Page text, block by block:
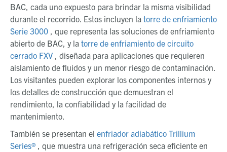
BAC, cada uno expuesto para brindar la misma visibilidad
durante el recorrido. Estos incluyen la torre de enfriamiento
Serie 3000 , que representa las soluciones de enfriamiento
abierto de BAC, y la torre de enfriamiento de circuito
cerrado FXV , diseñada para aplicaciones que requieren
aislamiento de fluidos y un menor riesgo de contaminación.
Los visitantes pueden explorar los componentes internos y
los detalles de construcción que demuestran el
rendimiento, la confiabilidad y la facilidad de
mantenimiento.
También se presentan el enfriador adiabático Trillium
Series® , que muestra una refrigeración seca eficiente en